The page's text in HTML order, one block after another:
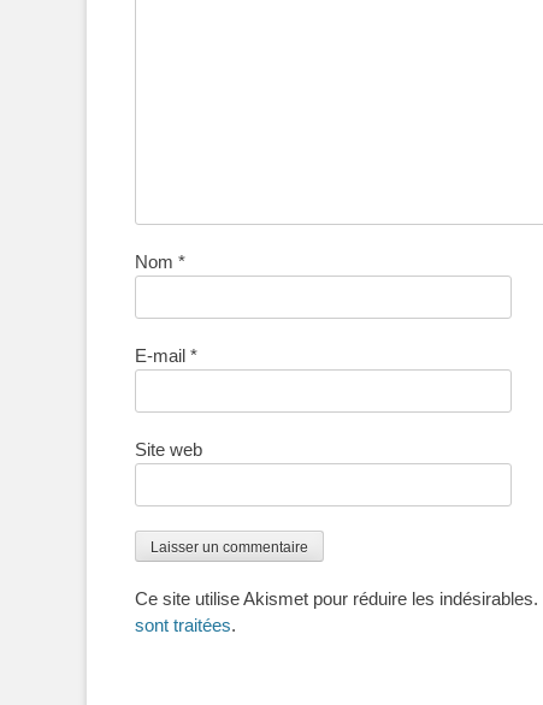
Nom *
E-mail *
Site web
Ce site utilise Akismet pour réduire les indésirables.
sont traitées.